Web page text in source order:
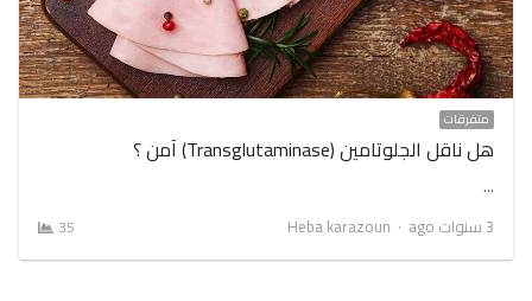
متفرقات
هل ناقل الجلوتامين (Transglutaminase) آمن ؟
…
3 سنوات ago
Author
Heba karazoun
35